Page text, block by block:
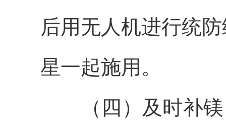
后用无人机进行统
星一起施用。
（四）及时补